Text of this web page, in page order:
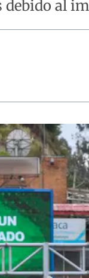
debido al